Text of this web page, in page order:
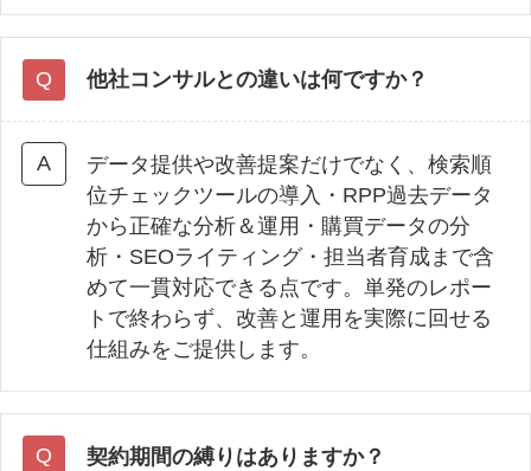
他社コンサルとの違いは何ですか？
データ提供や改善提案だけでなく、検索順
位チェックツールの導入・RPP過去データ
から正確な分析＆運用・購買データの分
析・SEOライティング・担当者育成まで含
めて一貫対応できる点です。単発のレポー
トで終わらず、改善と運用を実際に回せる
仕組みをご提供します。
契約期間の縛りはありますか？